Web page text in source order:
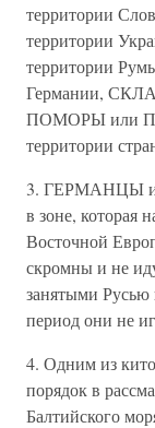
территории
территории
территории
Германии,
ПОМОРЫ или
территории
3. ГЕРМАНЦЫ и
в зоне, которая
Восточной
скромны и не
занятыми
период они не
4. Одним из
порядок в
Балтийского